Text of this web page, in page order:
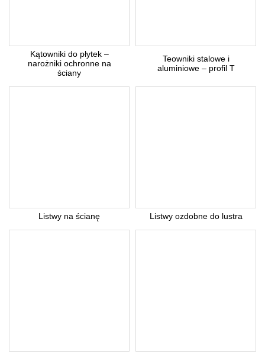
Kątowniki do płytek –
narożniki ochronne na
ściany
Teowniki stalowe i
aluminiowe – profil T
Listwy na ścianę Listwy ozdobne do lustra